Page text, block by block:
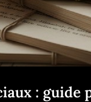
: guide